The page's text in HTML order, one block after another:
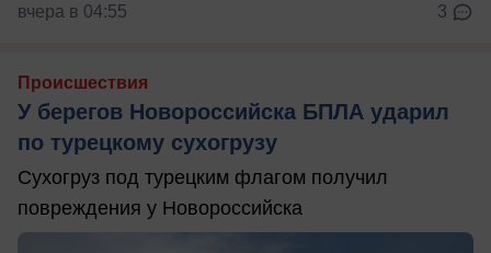
вчера в 04:55 3
Происшествия
У берегов Новороссийска БПЛА ударил
по турецкому сухогрузу
Сухогруз под турецким флагом получил
повреждения у Новороссийска